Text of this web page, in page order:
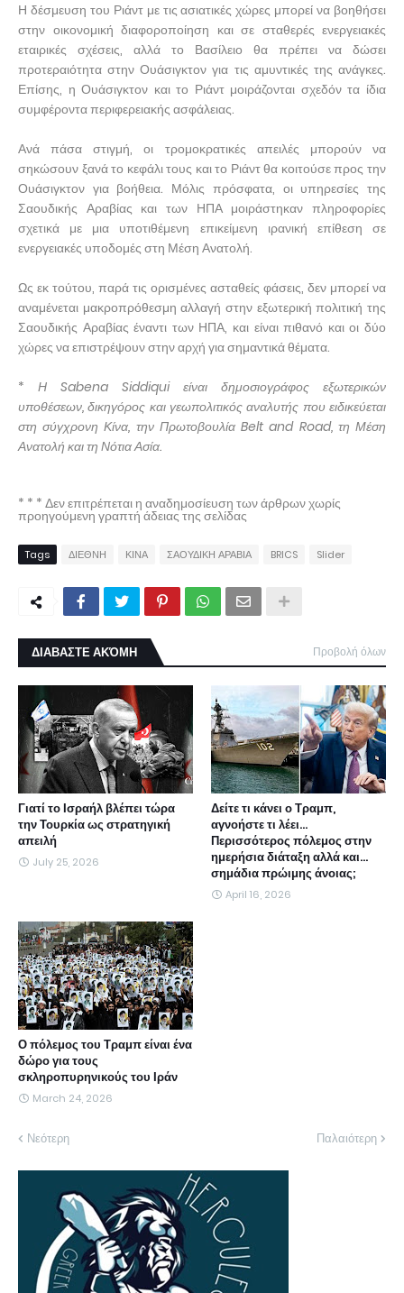
Η δέσμευση του Ριάντ με τις ασιατικές χώρες μπορεί να βοηθήσει
στην οικονομική διαφοροποίηση και σε σταθερές ενεργειακές
εταιρικές σχέσεις, αλλά το Βασίλειο θα πρέπει να δώσει
προτεραιότητα στην Ουάσιγκτον για τις αμυντικές της ανάγκες.
Επίσης, η Ουάσιγκτον και το Ριάντ μοιράζονται σχεδόν τα ίδια
συμφέροντα περιφερειακής ασφάλειας.
Ανά πάσα στιγμή, οι τρομοκρατικές απειλές μπορούν να
σηκώσουν ξανά το κεφάλι τους και το Ριάντ θα κοιτούσε προς την
Ουάσιγκτον για βοήθεια. Μόλις πρόσφατα, οι υπηρεσίες της
Σαουδικής Αραβίας και των ΗΠΑ μοιράστηκαν πληροφορίες
σχετικά με μια υποτιθέμενη επικείμενη ιρανική επίθεση σε
ενεργειακές υποδομές στη Μέση Ανατολή.
Ως εκ τούτου, παρά τις ορισμένες ασταθείς φάσεις, δεν μπορεί να
αναμένεται μακροπρόθεσμη αλλαγή στην εξωτερική πολιτική της
Σαουδικής Αραβίας έναντι των ΗΠΑ, και είναι πιθανό και οι δύο
χώρες να επιστρέψουν στην αρχή για σημαντικά θέματα.
* Η Sabena Siddiqui είναι δημοσιογράφος εξωτερικών
υποθέσεων, δικηγόρος και γεωπολιτικός αναλυτής που ειδικεύεται
στη σύγχρονη Κίνα, την Πρωτοβουλία Belt and Road, τη Μέση
Ανατολή και τη Νότια Ασία.
* * * Δεν επιτρέπεται η αναδημοσίευση των άρθρων χωρίς
προηγούμενη γραπτή άδειας της σελίδας
Tags ΔΙΕΘΝΗ ΚΙΝΑ ΣΑΟΥΔΙΚΗ ΑΡΑΒΙΑ BRICS Slider
ΔΙΑΒΑΣΤΕ ΑΚΌΜΗ Προβολή όλων
Γιατί το Ισραήλ βλέπει τώρα
την Τουρκία ως στρατηγική
απειλή
July 25, 2026
Δείτε τι κάνει ο Τραμπ,
αγνοήστε τι λέει...
Περισσότερος πόλεμος στην
ημερήσια διάταξη αλλά και...
σημάδια πρώιμης άνοιας;
April 16, 2026
Ο πόλεμος του Τραμπ είναι ένα
δώρο για τους
σκληροπυρηνικούς του Ιράν
March 24, 2026
Νεότερη Παλαιότερη